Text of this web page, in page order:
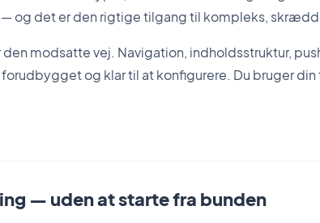
og det er den rigtige tilgang til kompleks,
den modsatte vej. Navigation, indholdsstruktur,
og klar til at konfigurere. Du bruger
— uden at starte fra bunden